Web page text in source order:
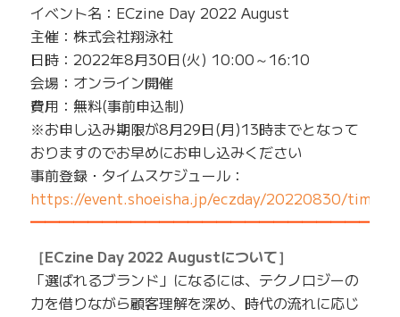
イベント名：ECzine Day 2022 August
主催：株式会社翔泳社
日時：2022年8月30日(火) 10:00～16:10
会場：オンライン開催
費用：無料(事前申込制)
※お申し込み期限が8月29日(月)13時までとなって
おりますのでお早めにお申し込みください
事前登録・タイムスケジュール：
https://event.shoeisha.jp/eczday/20220830/
［ECzine Day 2022 Augustについて］
「選ばれるブランド」になるには、テクノロジーの
力を借りながら顧客理解を深め、時代の流れに応じ